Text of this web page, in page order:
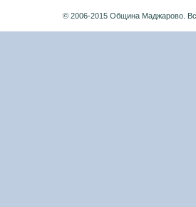
© 2006-2015 Община Маджарово.